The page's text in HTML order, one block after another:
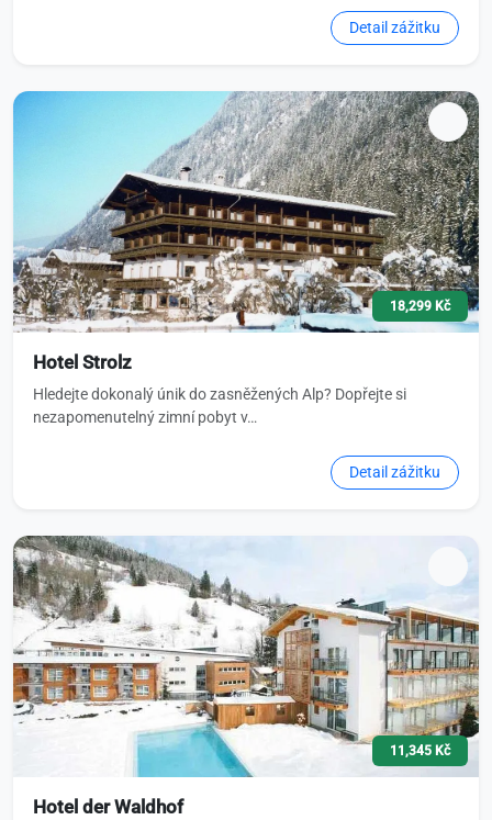
Detail zážitku
18,299 Kč
Hotel Strolz
Hledejte dokonalý únik do zasněžených Alp? Dopřejte si
nezapomenutelný zimní pobyt v…
Detail zážitku
11,345 Kč
Hotel der Waldhof